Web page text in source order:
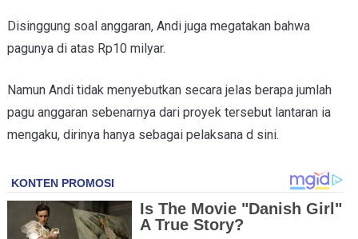
Disinggung soal anggaran, Andi juga megatakan bahwa
pagunya di atas Rp10 milyar.
Namun Andi tidak menyebutkan secara jelas berapa jumlah
pagu anggaran sebenarnya dari proyek tersebut lantaran ia
mengaku, dirinya hanya sebagai pelaksana d sini.